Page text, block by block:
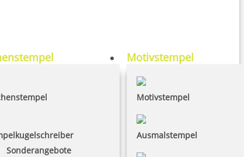
Sonderangebote
Motivstempel
Motivstempel
Ausmalstempel